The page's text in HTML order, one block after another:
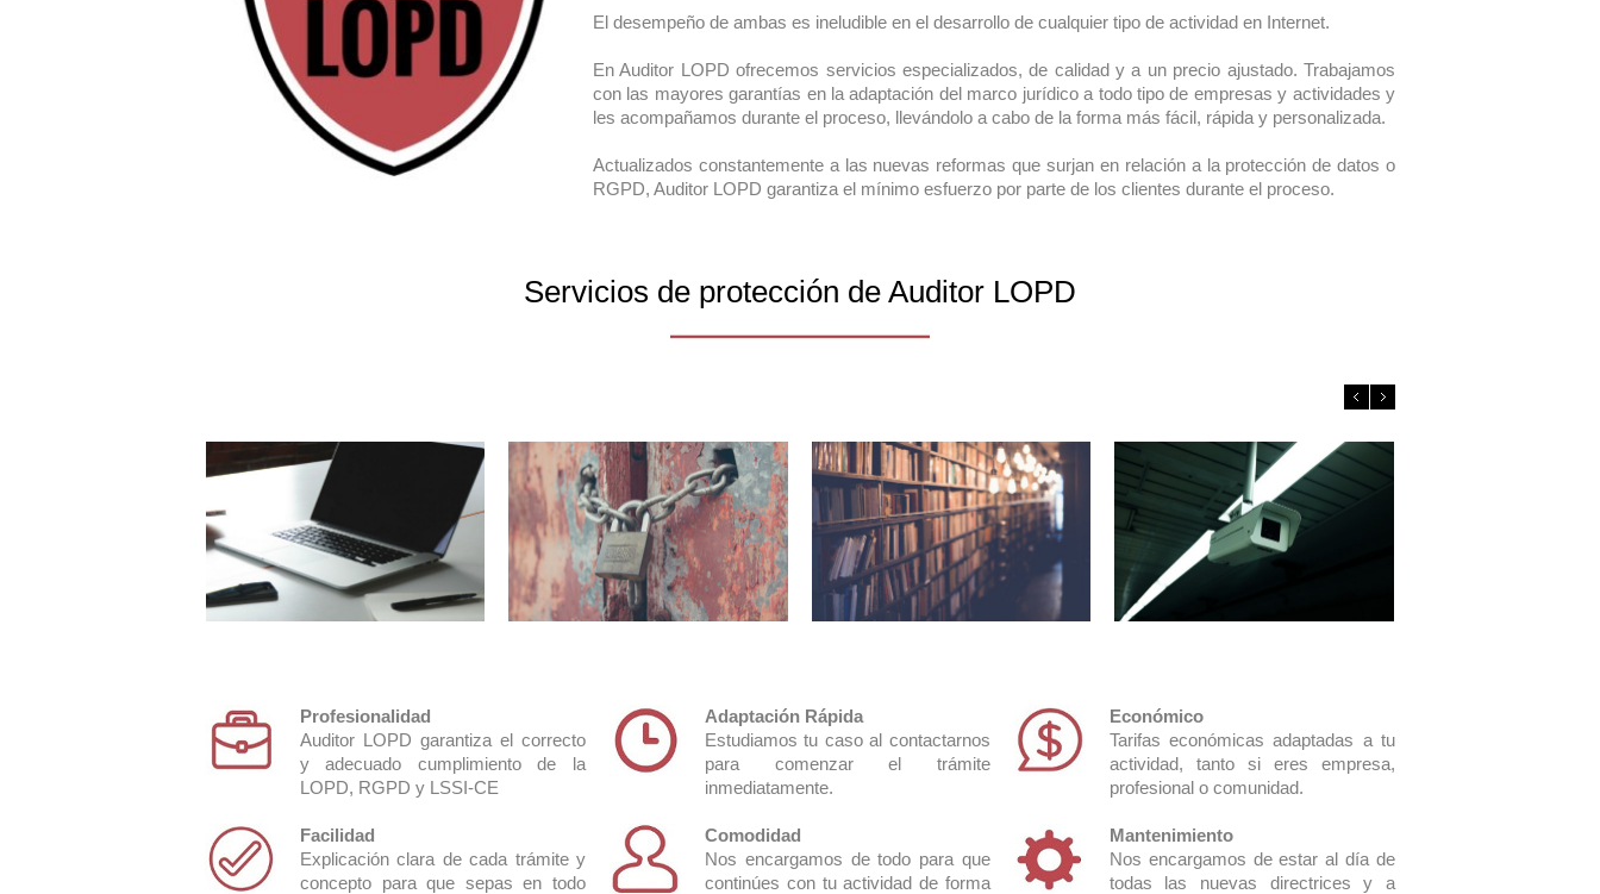
El desempeño de ambas es ineludible en el desarrollo de cualquier tipo de actividad en Internet.
En Auditor LOPD ofrecemos servicios especializados, de calidad y a un precio ajustado. Trabajamos
con las mayores garantías en la adaptación del marco jurídico a todo tipo de empresas y actividades y
les acompañamos durante el proceso, llevándolo a cabo de la forma más fácil, rápida y personalizada.
Actualizados constantemente a las nuevas reformas que surjan en relación a la protección de datos o
RGPD, Auditor LOPD garantiza el mínimo esfuerzo por parte de los clientes durante el proceso.
Servicios de protección de Auditor LOPD
Adecuación LSSICE
Adecuación LOPD
completa
Avisos Legales,
Política de Privacidad y
de Cookies
Video vigilancia
Profesionalidad
Auditor LOPD garantiza el correcto
y adecuado cumplimiento de la
LOPD, RGPD y LSSI-CE
Facilidad
Explicación clara de cada trámite y
concepto para que sepas en todo
Adaptación Rápida
Estudiamos tu caso al contactarnos
para comenzar el trámite
inmediatamente.
Comodidad
Nos encargamos de todo para que
continúes con tu actividad de forma
Económico
Tarifas económicas adaptadas a tu
actividad, tanto si eres empresa,
profesional o comunidad.
Mantenimiento
Nos encargamos de estar al día de
todas las nuevas directrices y a